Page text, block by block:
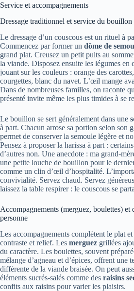
Service et accompagnements
Dressage traditionnel et service du bouillon
Le dressage d’un couscous est un rituel à
Commencez par former un dôme de
grand plat. Creusez un petit puits au
la viande. Disposez ensuite les légumes en
jouant sur les couleurs : orange des
courgettes, blanc du navet. L’œil mange
Dans de nombreuses familles, on raconte
présenté invite même les plus timides à se
Le bouillon se sert généralement dans une
à part. Chacun arrose sa portion selon son
permet de conserver la semoule légère et
Pensez à proposer la harissa à part :
d’autres non. Une anecdote : ma
une petite louche de bouillon pour le
comme un clin d’œil d’hospitalité.
convivialité. Servez chaud. Servez
laissez la table respirer : le couscous se
Accompagnements (merguez, boulettes) et
personne
Les accompagnements complètent le plat
contraste et relief. Les merguez grillées
du caractère. Les boulettes, souvent
mélange d’agneau et d’épices, offrent une
différente de la viande braisée. On peut
éléments sucrés‑salés comme des raisins
confits aux raisins pour varier les plaisirs.